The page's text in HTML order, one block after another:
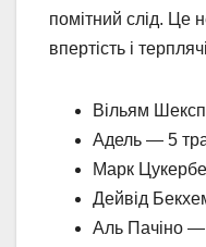
помітний слід. Це
впертість і
Вільям
Адель — 5
Марк
Дейвід
Аль Пачіно —